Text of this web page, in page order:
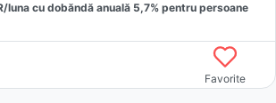
lunacu dobăndă anuală 5,7% pentru persoane
Favorite